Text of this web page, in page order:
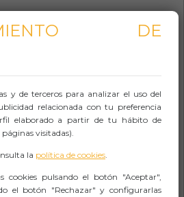
Tradicional de
DE
y de terceros para analizar el uso del
relacionada con tu preferencia
elaborado a partir de tu hábito de
visitadas).
la política de cookies.
cookies pulsando el botón "Aceptar",
el botón "Rechazar" y configurarlas